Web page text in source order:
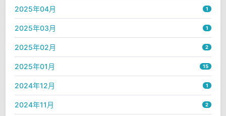
2025年04月 1
2025年03月 1
2025年02月 2
2025年01月 15
2024年12月 1
2024年11月 2